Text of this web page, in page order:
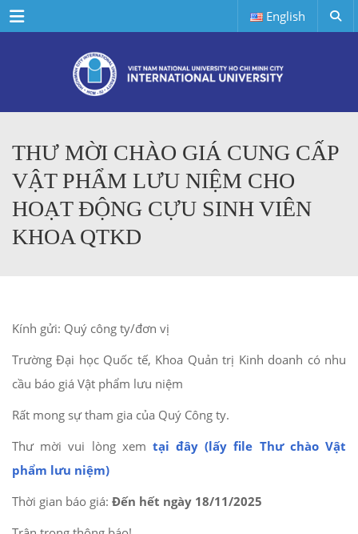
Menu English
THƯ MỜI CHÀO GIÁ CUNG CẤP
VẬT PHẨM LƯU NIỆM CHO
HOẠT ĐỘNG CỰU SINH VIÊN
KHOA QTKD
Kính gửi: Quý công ty/đơn vị
Trường Đại học Quốc tế, Khoa Quản trị Kinh doanh có nhu
cầu báo giá Vật phẩm lưu niệm
Rất mong sự tham gia của Quý Công ty.
Thư mời vui lòng xem tại đây (lấy file Thư chào Vật
phẩm lưu niệm)
Thời gian báo giá: Đến hết ngày 18/11/2025